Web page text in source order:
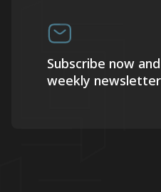
Subscribe now
weekly